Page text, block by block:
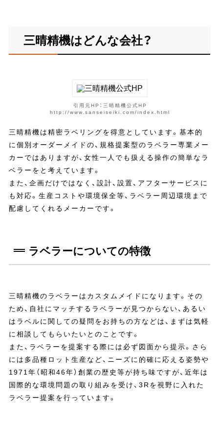
三晴精機はどんな会社？
引用元HP：三晴精機公式HP
http://www.sanseiseiki.com/index.html
三晴精機は精密ラベリングを得意としています。基本的
に個別オーダーメイドの、規格提案型のラベラー専業メー
カーではありますが、女性一人でも扱える操作の簡単なラ
ベラーをと考えています。
また、企画だけではなく、設計、設置、アフターサービスに
も対応。生産コストや環境保全等、ラベラー周辺環境まで
配慮してくれるメーカーです。
ラベラーについての特徴
三晴精機のラベラーはカスタムメイドになります。その
ため、自社にマッチするラベラーが見つからない、あるい
はラベルに関しての疑問をお持ちの方などは、まずは気軽
に相談してもらいたいとのことです。
また、ラベラーを提案する際には必ず図面から提示。さら
には多品種ロット生産など、ニーズに的確に応える姿勢や
1971年（昭和46年）創業の歴史等が持ち味ですが、近年は
国際的な環境問題の取り組みを受け、3Rを視野に入れた
ラベラー提案を行っています。